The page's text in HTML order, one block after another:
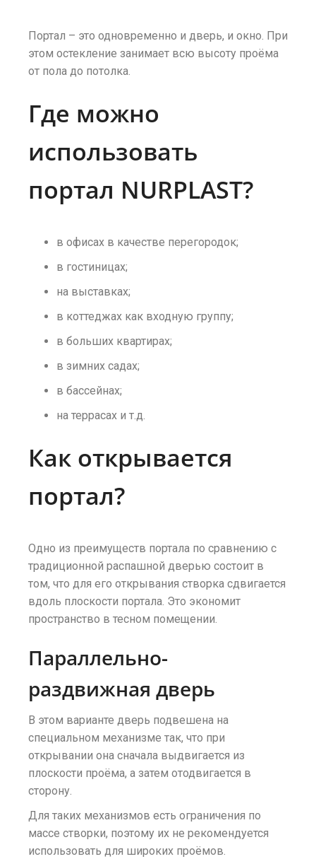
Портал – это одновременно и дверь, и окно. При
этом остекление занимает всю высоту проёма
от пола до потолка.
Где можно
использовать
портал NURPLAST?
в офисах в качестве перегородок;
в гостиницах;
на выставках;
в коттеджах как входную группу;
в больших квартирах;
в зимних садах;
в бассейнах;
на террасах и т.д.
Как открывается
портал?
Одно из преимуществ портала по сравнению с
традиционной распашной дверью состоит в
том, что для его открывания створка сдвигается
вдоль плоскости портала. Это экономит
пространство в тесном помещении.
Параллельно-
раздвижная дверь
В этом варианте дверь подвешена на
специальном механизме так, что при
открывании она сначала выдвигается из
плоскости проёма, а затем отодвигается в
сторону.
Для таких механизмов есть ограничения по
массе створки, поэтому их не рекомендуется
использовать для широких проёмов.